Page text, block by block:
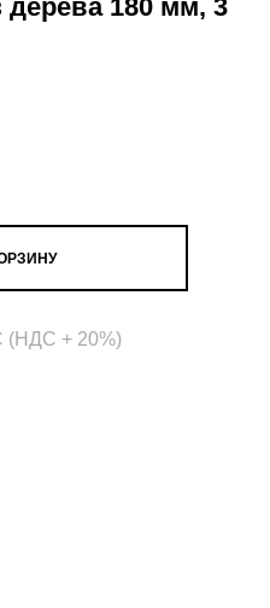
дерева 180 мм, 3
(НДС + 20%)